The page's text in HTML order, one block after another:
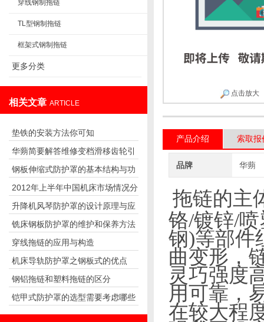
穿线钢制拖链
TL型钢制拖链
框架式钢制拖链
更多分类
相关文章 ARTICLE
垫铁的安装方法你可知
华蒴简要解答维修变档滑移齿轮引
起主轴停转
钢板伸缩式防护罩的基本结构与功
能介绍
2012年上半年中国机床市场情况分
析
升降机风琴防护罩的设计原理与应
用
铣床钢板防护罩的维护和保养方法
穿线拖链的应用与构造
机床导轨防护罩之钢板式的优点
钢铝拖链和塑料拖链的区分
铠甲式防护罩的选型需要考虑哪些
点击放大
产品介绍 索取报
品牌 华蒴
拖链的主
铬/镀锌/
钢)等部件
曲变形，
灵巧强度
用可靠，
在较大程